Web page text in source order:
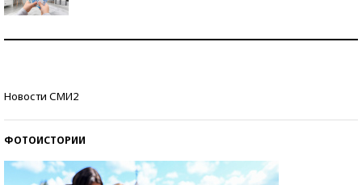
Новости СМИ2
ФОТОИСТОРИИ